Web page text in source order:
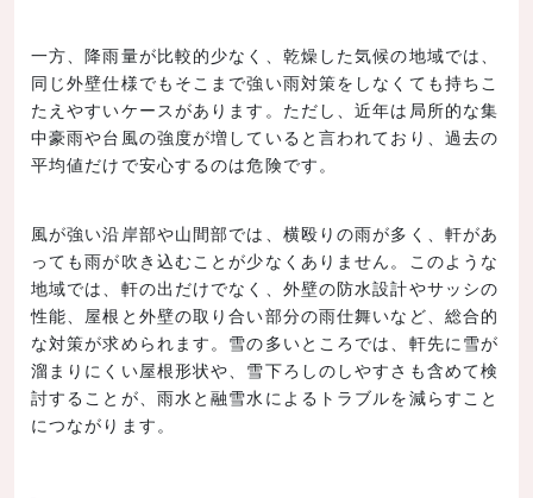
一方、降雨量が比較的少なく、乾燥した気候の地域では、
同じ外壁仕様でもそこまで強い雨対策をしなくても持ちこ
たえやすいケースがあります。ただし、近年は局所的な集
中豪雨や台風の強度が増していると言われており、過去の
平均値だけで安心するのは危険です。
風が強い沿岸部や山間部では、横殴りの雨が多く、軒があ
っても雨が吹き込むことが少なくありません。このような
地域では、軒の出だけでなく、外壁の防水設計やサッシの
性能、屋根と外壁の取り合い部分の雨仕舞いなど、総合的
な対策が求められます。雪の多いところでは、軒先に雪が
溜まりにくい屋根形状や、雪下ろしのしやすさも含めて検
討することが、雨水と融雪水によるトラブルを減らすこと
につながります。